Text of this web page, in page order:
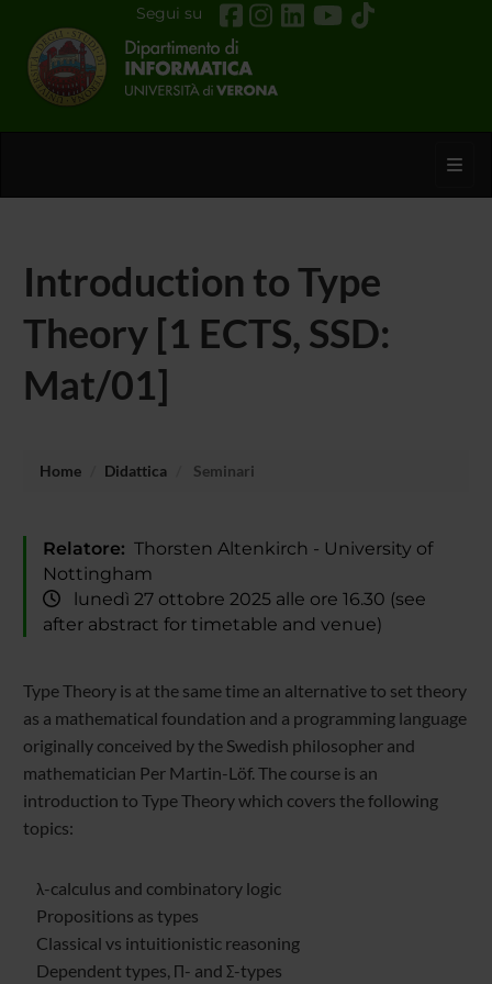
Segui su
Introduction to Type
Theory [1 ECTS, SSD:
Mat/01]
Home Didattica Seminari
Relatore: Thorsten Altenkirch - University of
Nottingham
lunedì 27 ottobre 2025 alle ore 16.30 (see
after abstract for timetable and venue)
Type Theory is at the same time an alternative to set theory
as a mathematical foundation and a programming language
originally conceived by the Swedish philosopher and
mathematician Per Martin-Löf. The course is an
introduction to Type Theory which covers the following
topics:
λ-calculus and combinatory logic
Propositions as types
Classical vs intuitionistic reasoning
Dependent types, Π- and Σ-types